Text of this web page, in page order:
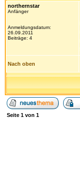
northernstar
Anfänger
Anmeldungsdatum:
26.09.2011
Beiträge: 4
Nach oben
Seite 1 von 1